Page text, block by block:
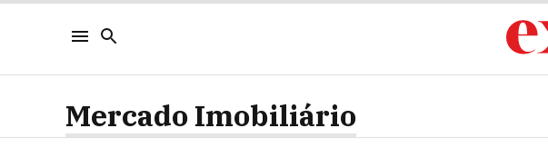
Mercado Imobiliário